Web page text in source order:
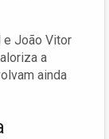
e João Vitor
a
ainda